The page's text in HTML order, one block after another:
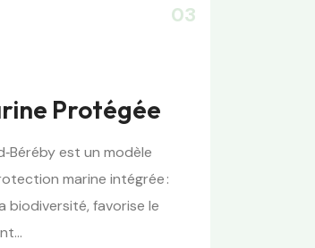
03
Protégée
est un modèle
marine intégrée :
biodiversité, favorise le